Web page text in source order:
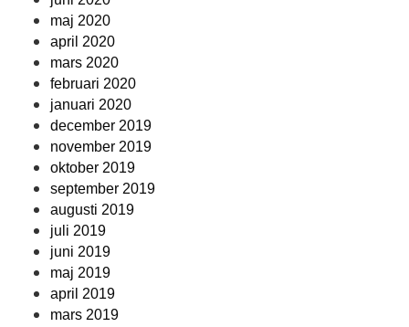
maj 2020
april 2020
mars 2020
februari 2020
januari 2020
december 2019
november 2019
oktober 2019
september 2019
augusti 2019
juli 2019
juni 2019
maj 2019
april 2019
mars 2019